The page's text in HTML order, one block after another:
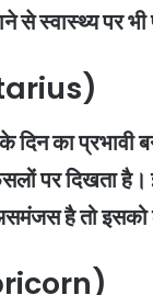
से स्वास्थ्य
के दिन का
पर दिखता है।
है तो